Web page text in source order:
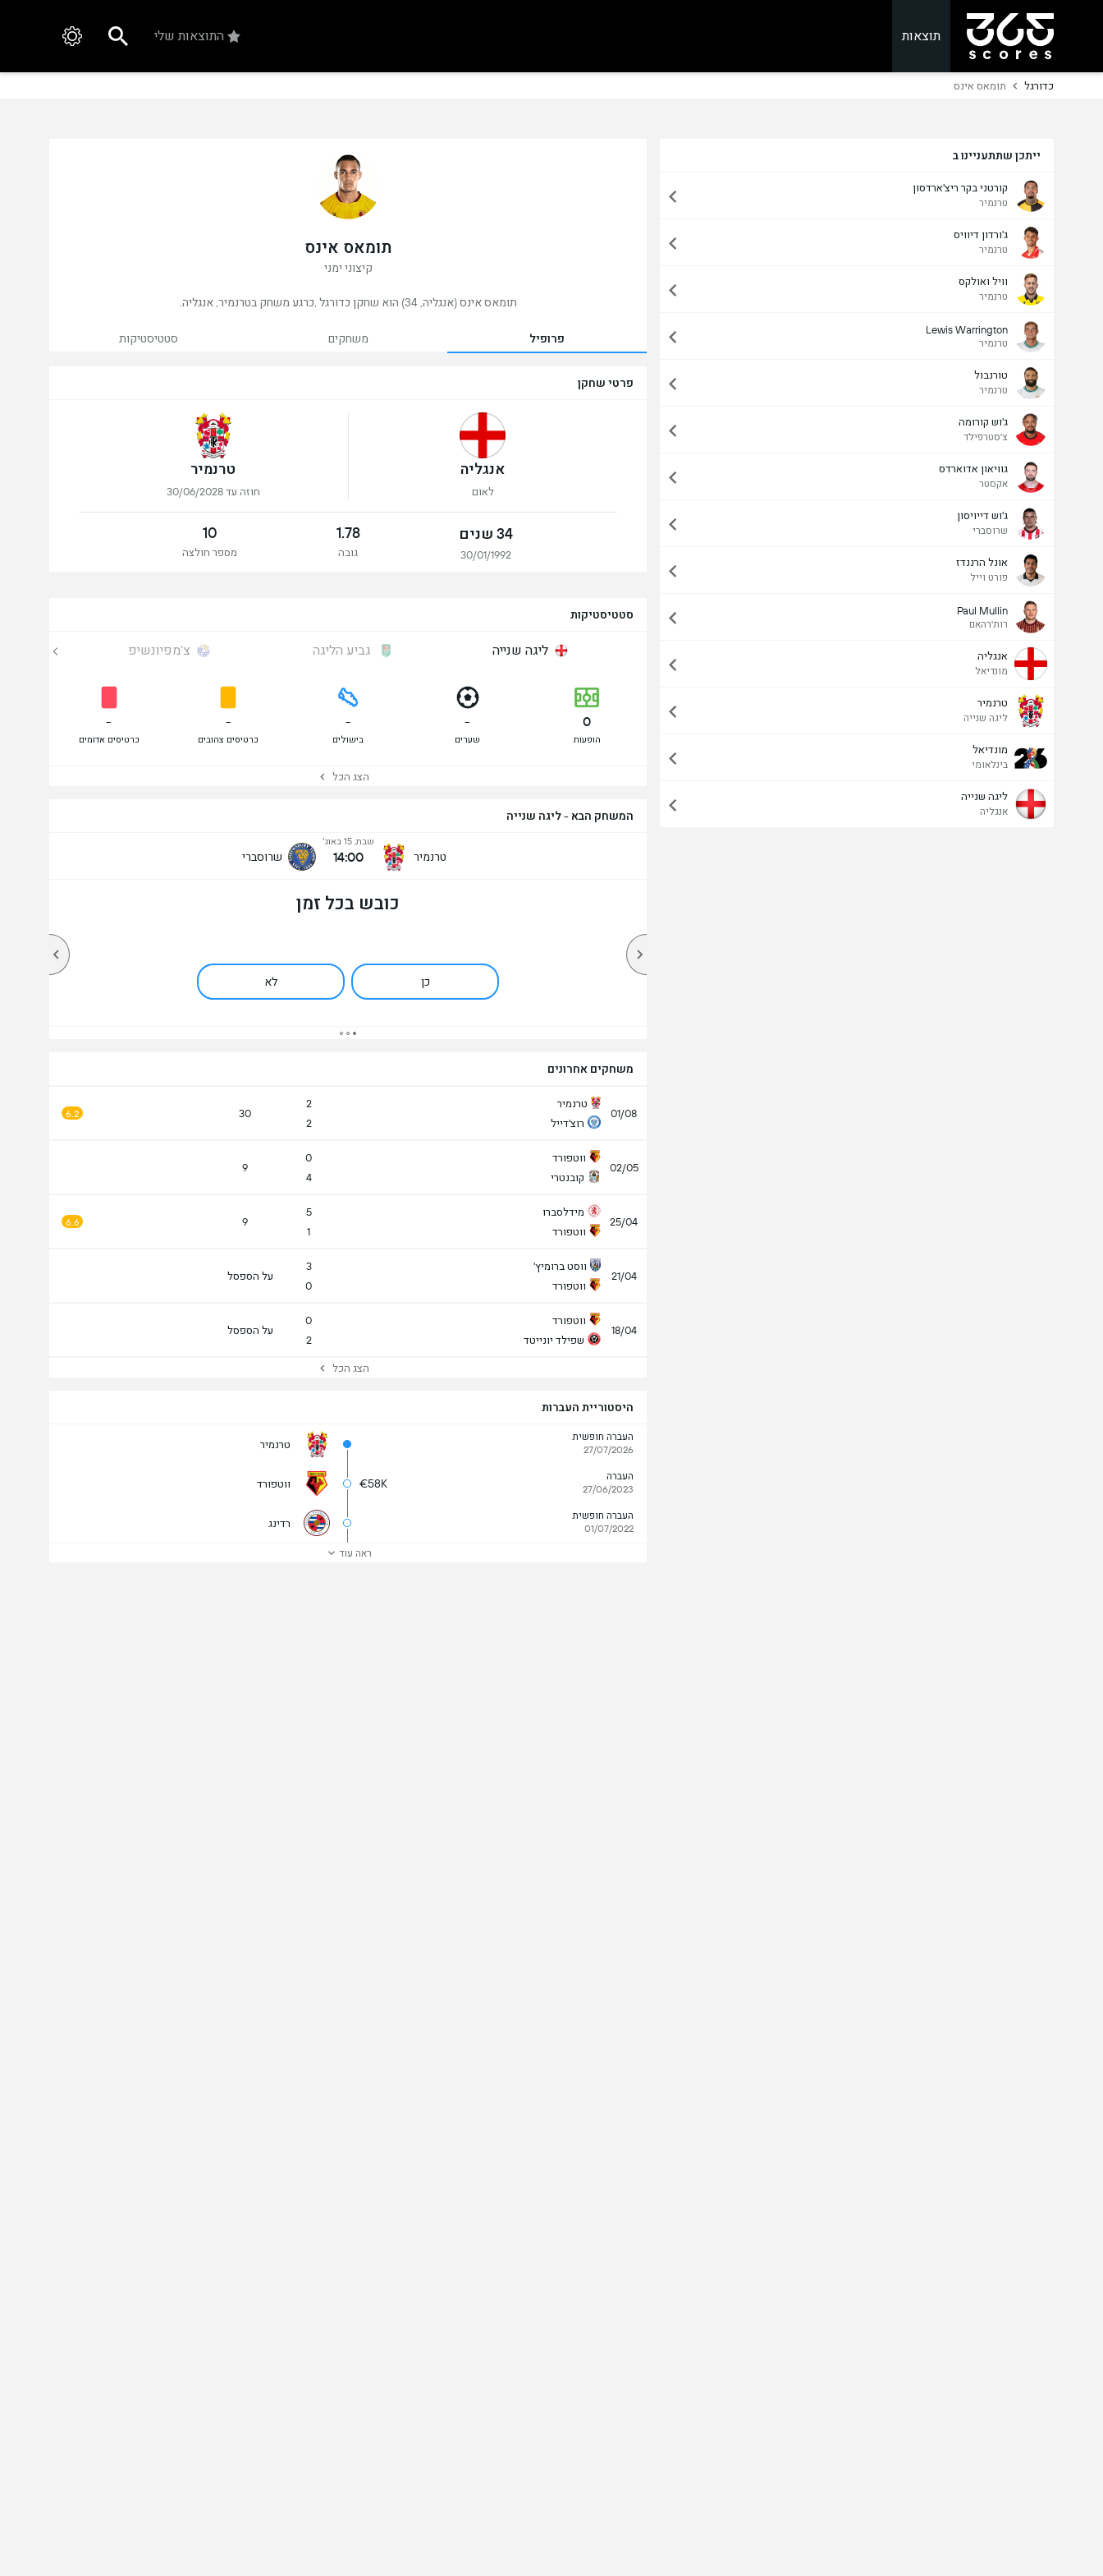
תוצאות התוצאות שלי
כדורגל תומאס אינס
ייתכן שתתעניינו ב
קורטני בקר ריצ'ארדסון
טרנמיר
ג'ורדון דיוויס
טרנמיר
וויל ואולקס
טרנמיר
Lewis Warrington
טרנמיר
טורנבול
טרנמיר
ג'וש קורומה
צ'סטרפילד
גוויאון אדוארדס
אקסטר
ג'וש דייויסון
שרוסברי
אונל הרננדז
פורט וייל
Paul Mullin
רות'רהאם
אנגליה
מונדיאל
טרנמיר
ליגה שנייה
מונדיאל
בינלאומי
ליגה שנייה
אנגליה
תומאס אינס
קיצוני ימני
תומאס אינס (אנגליה, 34) הוא שחקן כדורגל ,כרגע משחק בטרנמיר, אנגליה.
פרופיל משחקים סטטיסטיקות
פרטי שחקן
אנגליה
לאום
טרנמיר
חוזה עד 30/06/2028
34 שנים
30/01/1992
1.78
גובה
10
מספר חולצה
סטטיסטיקות
ליגה שנייה גביע הליגה צ'מפיונשיפ
0
הופעות
-
שערים
-
בישולים
-
כרטיסים צהובים
-
כרטיסים אדומים
הצג הכל
המשחק הבא - ליגה שנייה
טרנמיר
שבת, 15 באוג׳
14:00 שרוסברי
כובש בכל זמן
כן לא
משחקים אחרונים
01/08
טרנמיר
רוצ'דייל
2
2
30
6.2
02/05
ווטפורד
קובנטרי
0
4
9
25/04
מידלסברו
ווטפורד
5
1
9
6.6
21/04
ווסט ברומיץ'
ווטפורד
3
0
על הספסל
18/04
ווטפורד
שפילד יונייטד
0
2
על הספסל
הצג הכל
היסטוריית העברות
העברה חופשית
27/07/2026
טרנמיר
העברה
27/06/2023
€58K ווטפורד
העברה חופשית
01/07/2022
רדינג
ראה עוד